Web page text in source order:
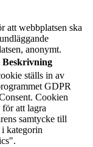
att webbplatsen ska
anonymt.
Beskrivning
ställs in av
GDPR
Cookien
för att lagra
samtycke till
kategorin